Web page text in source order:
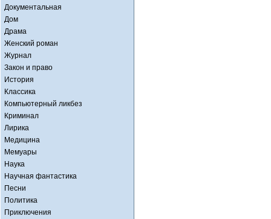
Документальная
Дом
Драма
Женский роман
Журнал
Закон и право
История
Классика
Компьютерный ликбез
Криминал
Лирика
Медицина
Мемуары
Наука
Научная фантастика
Песни
Политика
Приключения